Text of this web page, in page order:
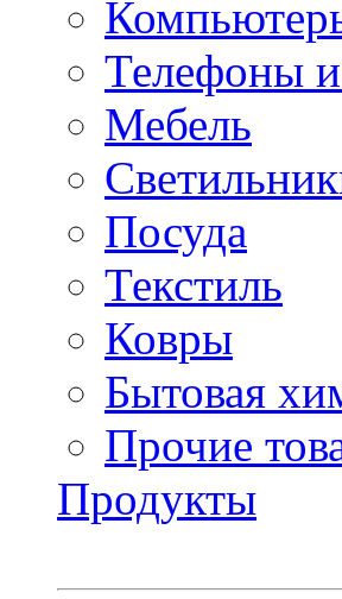
Телефоны и
Мебель
Посуда
Текстиль
Ковры
Бытовая
Прочие
Продукты